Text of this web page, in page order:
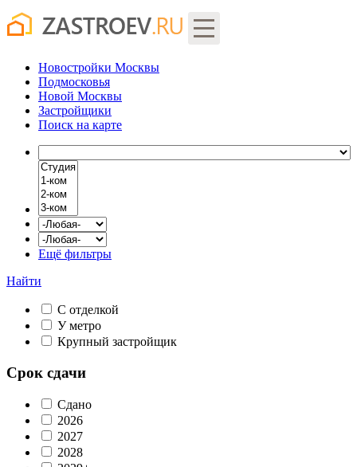
Новостройки Москвы
Подмосковья
Новой Москвы
Застройщики
Поиск на карте
Ещё фильтры
Найти
С отделкой
У метро
Крупный застройщик
Срок сдачи
Сдано
2026
2027
2028